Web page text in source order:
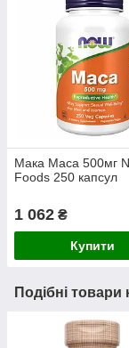
Мака Maca 500мг
Foods 250 капсул
1 062 ₴
Купити
Подібні товари